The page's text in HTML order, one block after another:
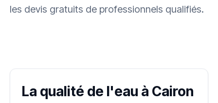
les devis gratuits de professionnels qualifiés.
La qualité de l'eau à Cairon